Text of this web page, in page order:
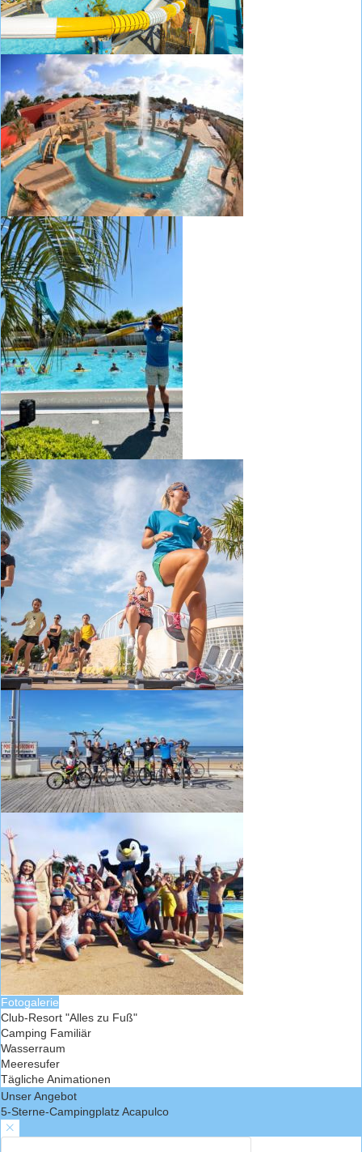
Fotogalerie
Club-Resort "Alles zu Fuß"
Camping Familiär
Wasserraum
Meeresufer
Tägliche Animationen
Unser Angebot
5-Sterne-Campingplatz Acapulco